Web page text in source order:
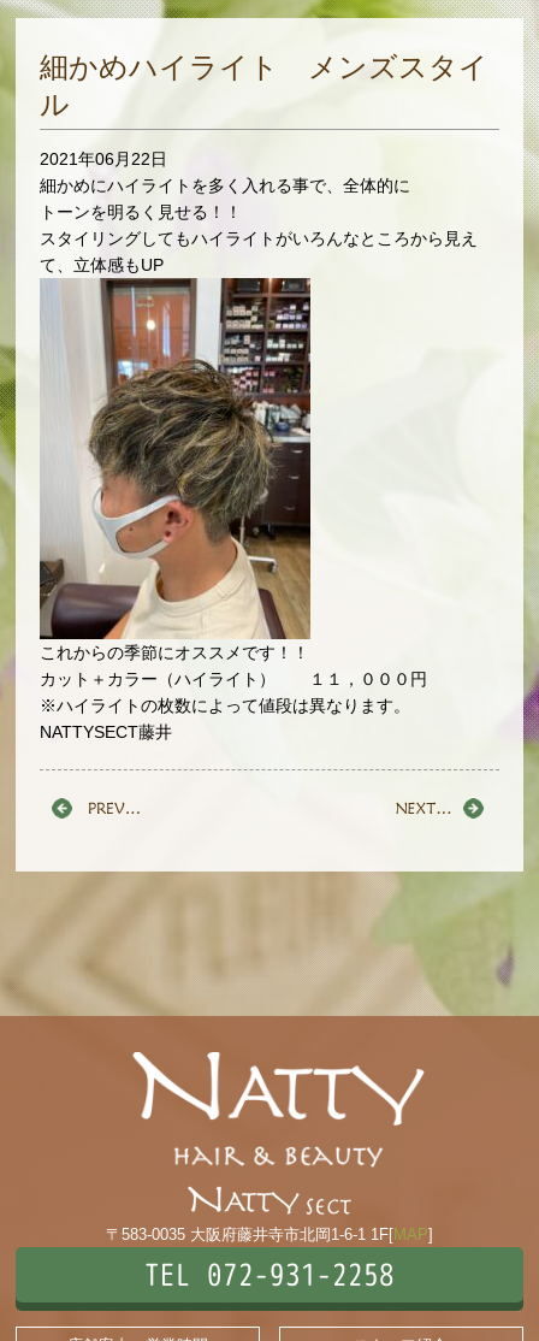
細かめハイライト メンズスタイ
ル
2021年06月22日
細かめにハイライトを多く入れる事で、全体的に
トーンを明るく見せる！！
スタイリングしてもハイライトがいろんなところから見え
て、立体感もUP
これからの季節にオススメです！！
カット＋カラー（ハイライト） １１，０００円
※ハイライトの枚数によって値段は異なります。
NATTYSECT藤井
〒583-0035 大阪府藤井寺市北岡1-6-1 1F[MAP]
TEL 072-931-2258